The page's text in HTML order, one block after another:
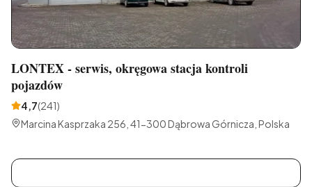
LONTEX - serwis, okręgowa stacja kontroli
pojazdów
4,7(241)
Marcina Kasprzaka 256, 41-300 Dąbrowa Górnicza, Polska